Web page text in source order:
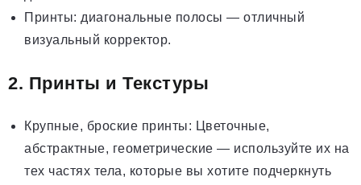
Принты: диагональные полосы — отличный
визуальный корректор.
2. Принты и Текстуры
Крупные, броские принты: Цветочные,
абстрактные, геометрические — используйте их на
тех частях тела, которые вы хотите подчеркнуть